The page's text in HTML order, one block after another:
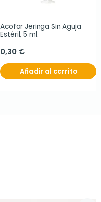
Acofar Jeringa Sin Aguja
Estéril, 5 ml.
0,30 €
Añadir al carrito